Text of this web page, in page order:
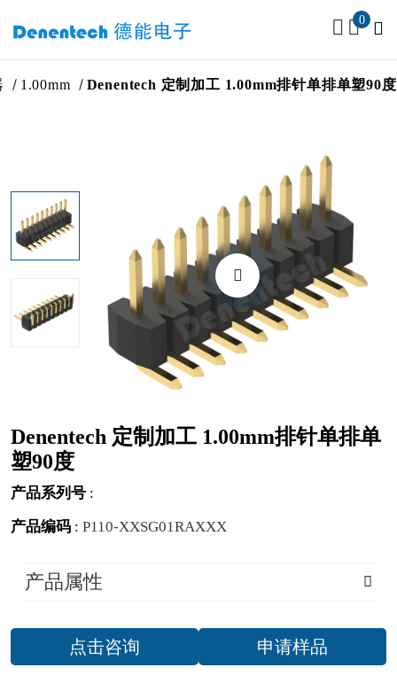
0
器 1.00mm Denentech 定制加工 1.00mm排针单排单塑
Denentech 定制加工 1.00mm排针单排单
塑90度
产品系列号 :
产品编码 : P110-XXSG01RAXXX
产品属性
点击咨询 申请样品